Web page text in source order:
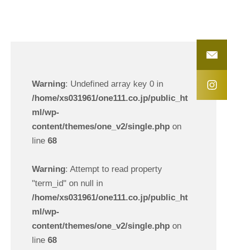
Warning: Undefined array key 0 in
/home/xs031961/one111.co.jp/public_ht
ml/wp-
content/themes/one_v2/single.phpon
line 68
Warning: Attempt to read property
"term_id" on null in
/home/xs031961/one111.co.jp/public_ht
ml/wp-
content/themes/one_v2/single.phpon
line 68